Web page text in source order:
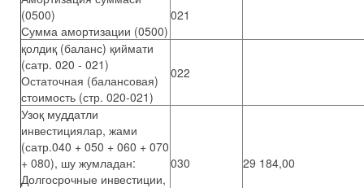
(0500)
Сумма амортизации (0500)
021
қолдиқ (баланс) қиймати
(сатр. 020 - 021)
Остаточная (балансовая)
стоимость (стр. 020-021)
022
Узоқ муддатли
инвестициялар, жами
(сатр.040 + 050 + 060 + 070
+ 080), шу жумладан:
Долгосрочные инвестиции,
030 29 184,00